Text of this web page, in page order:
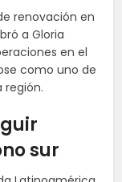
renovación en
a Gloria
en el
como uno de
sur